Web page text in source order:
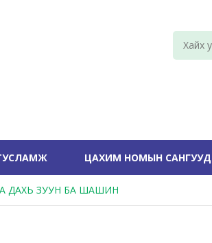
ЦАХИМ НОМЫН САНГУУД
ДАХЬ ЗУУН БА ШАШИН